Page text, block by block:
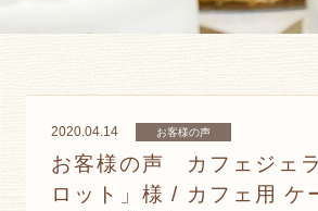
2020.04.14 お客様の声
お客様の声 カフェジェ
ロット」様 / カフェ用 ケ